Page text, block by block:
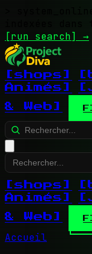
indexées
[run search] →
[shops]
Animés]
& Web]
[shops]
Animés]
& Web]
Accueil